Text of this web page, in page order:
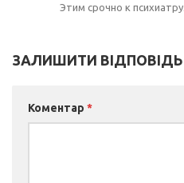
Этим срочно к психиатру.
ЗАЛИШИТИ ВІДПОВІДЬ
Коментар *